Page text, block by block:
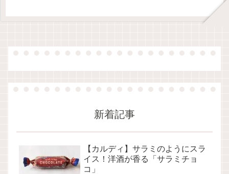
新着記事
【カルディ】サラミのようにスラ
イス！洋酒が香る「サラミチョ
コ」